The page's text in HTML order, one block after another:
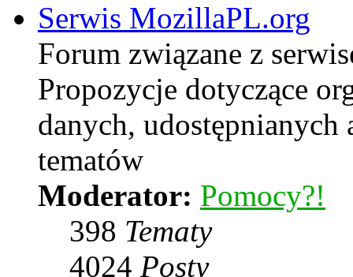
Serwis MozillaPL.org
Forum związane z
Propozycje dotyczące
danych, udostępnianych
tematów
Moderator: Pomocy?!
398 Tematy
4024 Posty